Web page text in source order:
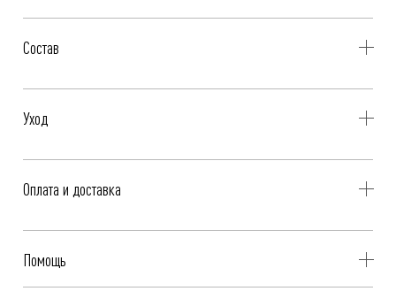
Состав
Уход
- Гладить при низкой температуре, до 110°C
Оплата и доставка
Яндекс.Сплит.
Помощь